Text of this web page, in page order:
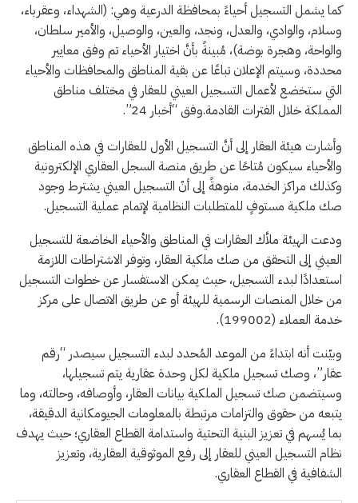
كما يشمل التسجيل أحياءً بمحافظة الدرعية وهي: (الشهداء، وعقرباء،
وسلام، والوادي، والعدل، ونجد، والعين، والوصيل، والأمير سلطان،
والواحة، وهجرة بوضة)، مُبينةً بأنَّ اختيار الأحياء تم وفق معايير
محددة، وسيتم الإعلان تباعًا عن بقية المناطق والمحافظات والأحياء
التي ستخضع لأعمال التسجيل العيني للعقار في مختلف مناطق
المملكة خلال الفترات القادمة.وفق “أخبار 24”.
وأشارت هيئة العقار إلى أنَّ التسجيل الأول للعقارات في هذه المناطق
والأحياء سيكون مُتاحًا عن طريق منصة السجل العقاري الإلكترونية
وكذلك مراكز الخدمة، منوهةً إلى أنّ التسجيل العيني يشترط وجود
صك ملكية مستوفٍ للمتطلبات النظامية لإتمام عملية التسجيل.
ودعت الهيئة ملاَّك العقارات في المناطق والأحياء الخاضعة للتسجيل
العيني إلى التحقق من صك ملكية العقار، وتوفر الاشتراطات اللازمة
استعدادًا لبدء التسجيل، حيث يمكن الاستفسار عن خطوات التسجيل
من خلال المنصات الرسمية للهيئة أو عن طريق الاتصال على مركز
خدمة العملاء (199002).
وبيّنت أنه ابتداءً من الموعد المُحدد لبدء التسجيل سيصدر “رقم
عقار”، وصك تسجيل ملكية لكل وحدة عقارية يتم تسجيلها،
وسيتضمن صك تسجيل الملكية بيانات العقار، وأوصافه، وحالته، وما
يتبعه من حقوق والتزامات مرتبطة بالمعلومات الجيومكانية الدقيقة،
بما يُسهم في تعزيز البنية التحتية واستدامة القطاع العقاري؛ حيث يهدف
نظام التسجيل العيني للعقار إلى رفع الموثوقية العقارية، وتعزيز
الشفافية في القطاع العقاري.